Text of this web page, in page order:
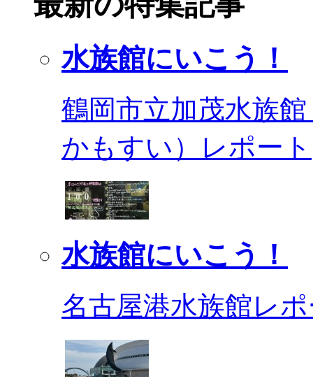
水族館にいこう！
鶴岡市立加茂水族
かもすい）レポート
水族館にいこう！
名古屋港水族館レ